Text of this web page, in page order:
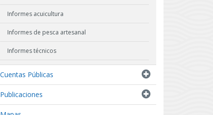
Informes acuicultura
Informes de pesca artesanal
Informes técnicos
Resultados de Pescas de Investigación
Cuentas Públicas
Publicaciones